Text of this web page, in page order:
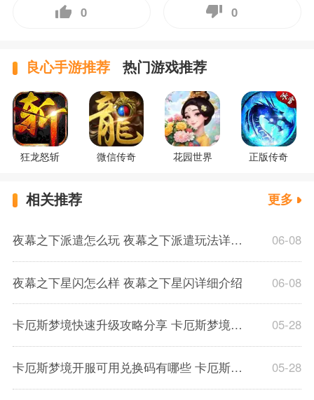
0 0
良心手游推荐 热门游戏推荐
狂龙怒斩 微信传奇 花园世界 正版传奇
相关推荐 更多
夜幕之下派遣怎么玩 夜幕之下派遣玩法详细介绍 06-08
夜幕之下星闪怎么样 夜幕之下星闪详细介绍 06-08
卡厄斯梦境快速升级攻略分享 卡厄斯梦境体力规划分配推荐介绍 05-28
卡厄斯梦境开服可用兑换码有哪些 卡厄斯梦境通用兑换码一览 05-28